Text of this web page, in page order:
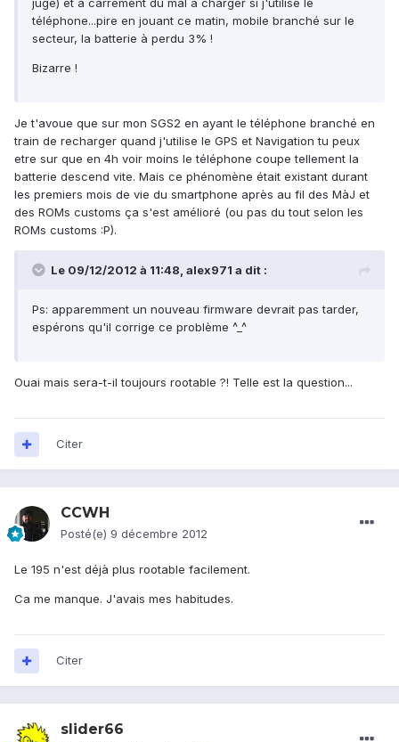
jugé) et à carrément du mal à charger si j'utilise le
téléphone...pire en jouant ce matin, mobile branché sur le
secteur, la batterie à perdu 3% !
Bizarre !
Je t'avoue que sur mon SGS2 en ayant le téléphone branché en
train de recharger quand j'utilise le GPS et Navigation tu peux
etre sur que en 4h voir moins le téléphone coupe tellement la
batterie descend vite. Mais ce phénomène était existant durant
les premiers mois de vie du smartphone après au fil des MàJ et
des ROMs customs ça s'est amélioré (ou pas du tout selon les
ROMs customs :P).
Le 09/12/2012 à 11:48, alex971 a dit :
Ps: apparemment un nouveau firmware devrait pas tarder,
espérons qu'il corrige ce problème ^_^
Ouai mais sera-t-il toujours rootable ?! Telle est la question...
Citer
CCWH
Posté(e) 9 décembre 2012
Le 195 n'est déjà plus rootable facilement.
Ca me manque. J'avais mes habitudes.
Citer
slider66